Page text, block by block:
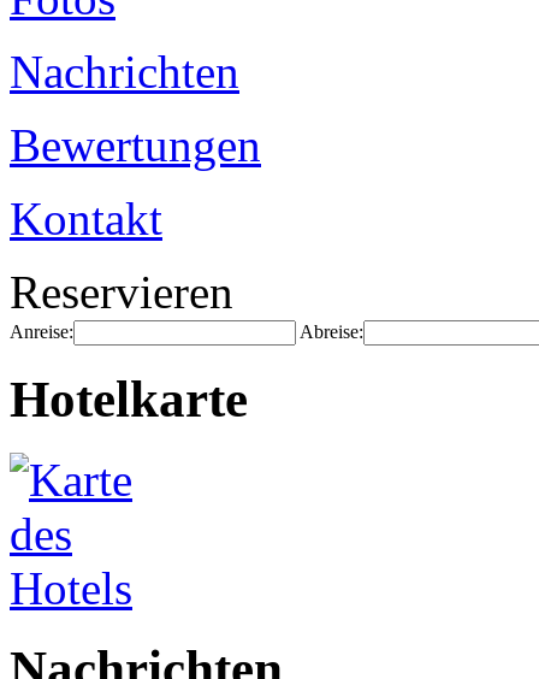
Nachrichten
Bewertungen
Kontakt
Reservieren
Anreise: Abreise:
Hotelkarte